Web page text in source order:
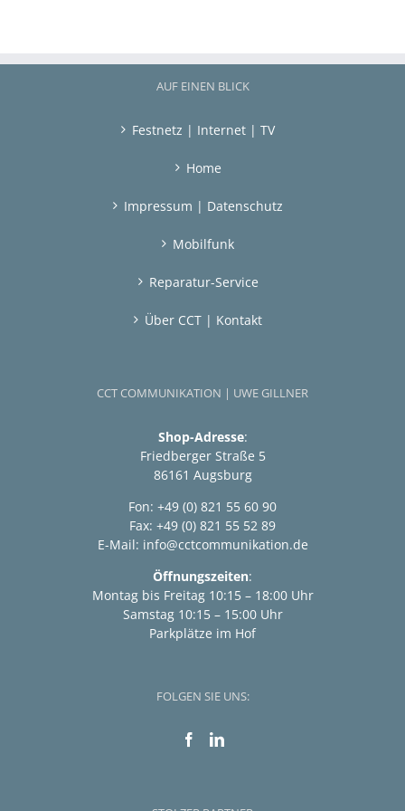
AUF EINEN BLICK
Festnetz | Internet | TV
Home
Impressum | Datenschutz
Mobilfunk
Reparatur-Service
Über CCT | Kontakt
CCT COMMUNIKATION | UWE GILLNER
Shop-Adresse:
Friedberger Straße 5
86161 Augsburg
Fon: +49 (0) 821 55 60 90
Fax: +49 (0) 821 55 52 89
E-Mail: info@cctcommunikation.de
Öffnungszeiten:
Montag bis Freitag 10:15 – 18:00 Uhr
Samstag 10:15 – 15:00 Uhr
Parkplätze im Hof
FOLGEN SIE UNS: